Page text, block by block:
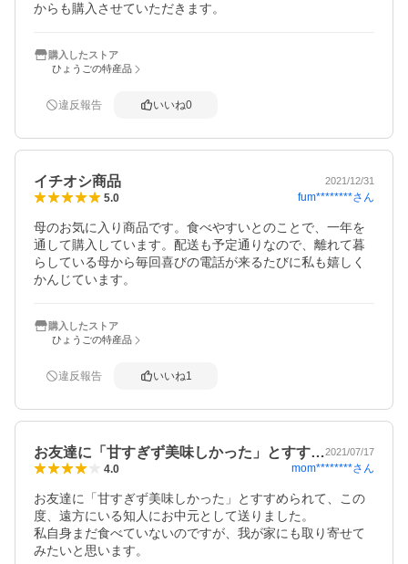
からも購入させていただきます。
購入したストア
ひょうごの特産品
違反報告 いいね0
イチオシ商品 2021/12/31
5.0 fum********さん
母のお気に入り商品です。食べやすいとのことで、一年を
通して購入しています。配送も予定通りなので、離れて暮
らしている母から毎回喜びの電話が来るたびに私も嬉しく
かんじています。
購入したストア
ひょうごの特産品
違反報告 いいね1
お友達に「甘すぎず美味しかった」とすす…2021/07/17
4.0 mom********さん
お友達に「甘すぎず美味しかった」とすすめられて、この
度、遠方にいる知人にお中元として送りました。
私自身まだ食べていないのですが、我が家にも取り寄せて
みたいと思います。